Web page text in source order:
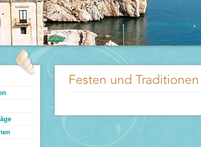
Festen und Traditionen